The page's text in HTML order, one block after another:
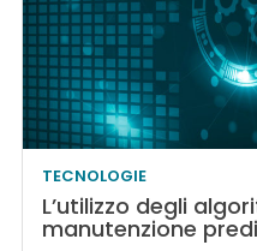
TECNOLOGIE
L’utilizzo degli
manutenzione